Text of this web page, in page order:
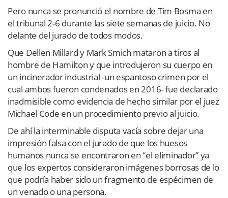
Pero nunca se pronunció el nombre de Tim Bosma en
el tribunal 2-6 durante las siete semanas de juicio. No
delante del jurado de todos modos.
Que Dellen Millard y Mark Smich mataron a tiros al
hombre de Hamilton y que introdujeron su cuerpo en
un incinerador industrial -un espantoso crimen por el
cual ambos fueron condenados en 2016- fue declarado
inadmisible como evidencia de hecho similar por el juez
Michael Code en un procedimiento previo al juicio.
De ahí la interminable disputa vacía sobre dejar una
impresión falsa con el jurado de que los huesos
humanos nunca se encontraron en “el eliminador” ya
que los expertos consideraron imágenes borrosas de lo
que podría haber sido un fragmento de espécimen de
un venado o una persona.